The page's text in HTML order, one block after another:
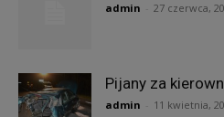
admin 27 czerwca,
Pijany za
admin 11 kwietnia,